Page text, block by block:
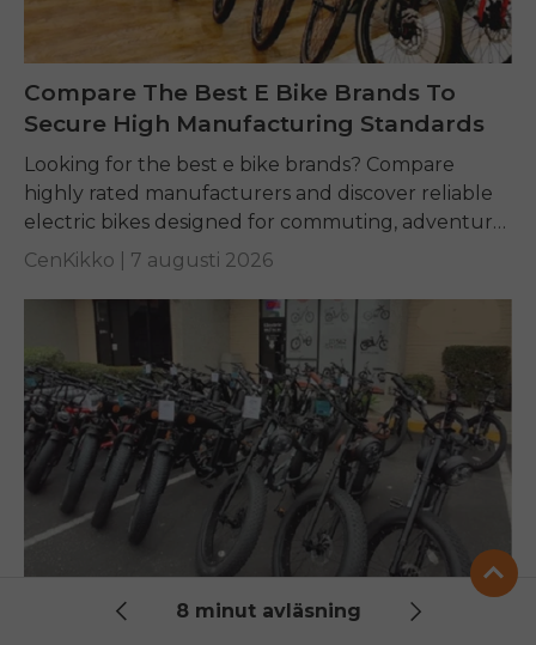
8 minut avläsning
Compare The Best E Bike Brands To
Secure High Manufacturing Standards
Looking for the best e bike brands? Compare
highly rated manufacturers and discover reliable
electric bikes designed for commuting, adventure,
and everyday riding.
CenKikko | 7 augusti 2026